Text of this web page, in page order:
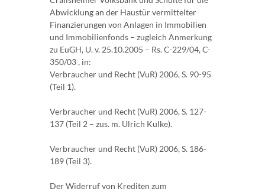
Abwicklung an der Haustür vermittelter
Finanzierungen von Anlagen in Immobilien
und Immobilienfonds – zugleich Anmerkung
zu EuGH, U. v. 25.10.2005 – Rs. C-229/04, C-
350/03 , in:
Verbraucher und Recht (VuR) 2006, S. 90-95
(Teil 1).
Verbraucher und Recht (VuR) 2006, S. 127-
137 (Teil 2 – zus. m. Ulrich Kulke).
Verbraucher und Recht (VuR) 2006, S. 186-
189 (Teil 3).
Der Widerruf von Krediten zum